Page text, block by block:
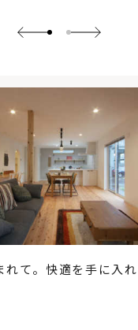
れて。快適を手に入